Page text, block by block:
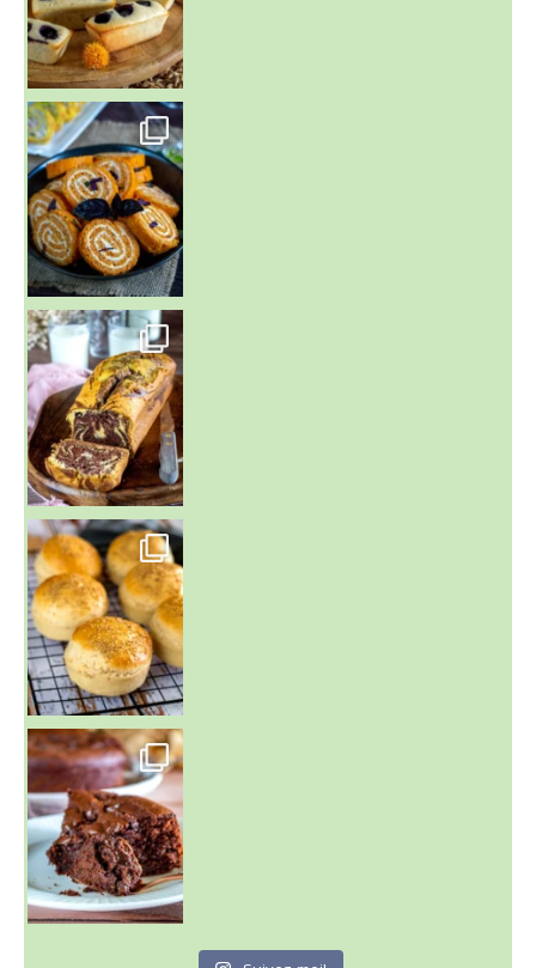
~ BUNS MAISON ~
Un peu de boulange par ici au
~ GÂTEAU FONDANT CHOCO NOISETTE ~
C'est lundi